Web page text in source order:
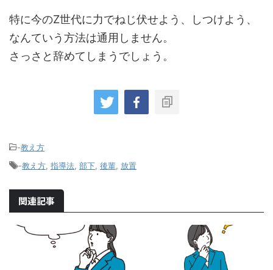
特に今のZ世代に力でねじ伏せよう、しつけよう、
なんていう方法は通用しません。
さっさと辞めてしまうでしょう。
-教え方
-教え方 指導法 部下 後輩 放置
関連記事